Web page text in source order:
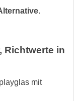
.
Richtwerte in
mit